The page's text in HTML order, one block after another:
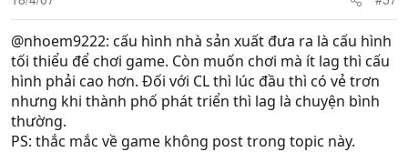
@nhoem9222: cấu hình nhà sản xuất đưa ra là cấu hình
tối thiểu để chơi game. Còn muốn chơi mà ít lag thì cấu
hình phải cao hơn. Đối với CL thì lúc đầu thì có vẻ trơn
nhưng khi thành phố phát triển thì lag là chuyện bình
thường.
PS: thắc mắc về game không post trong topic này.